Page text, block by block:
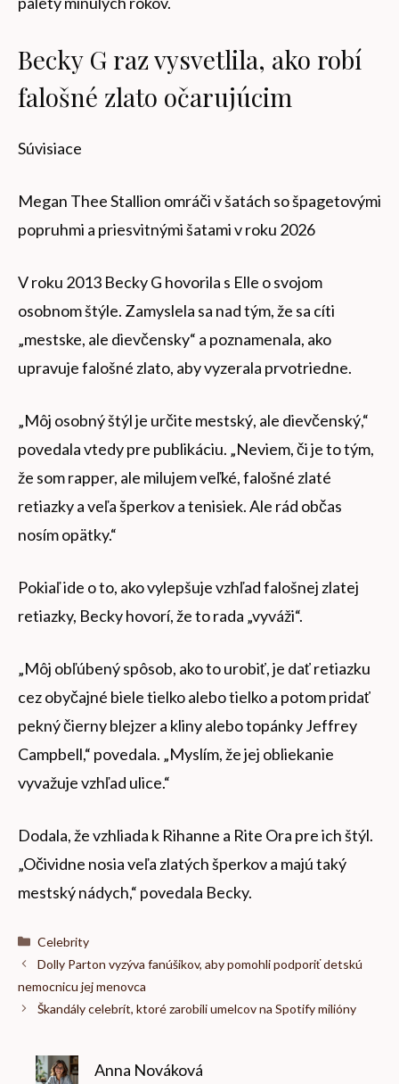
Becky G raz vysvetlila, ako robí
falošné zlato očarujúcim
Súvisiace
Megan Thee Stallion omráči v šatách so špagetovými
popruhmi a priesvitnými šatami v roku 2026
V roku 2013 Becky G hovorila s Elle o svojom
osobnom štýle. Zamyslela sa nad tým, že sa cíti
„mestske, ale dievčensky“ a poznamenala, ako
upravuje falošné zlato, aby vyzerala prvotriedne.
„Môj osobný štýl je určite mestský, ale dievčenský,“
povedala vtedy pre publikáciu. „Neviem, či je to tým,
že som rapper, ale milujem veľké, falošné zlaté
retiazky a veľa šperkov a tenisiek. Ale rád občas
nosím opätky.“
Pokiaľ ide o to, ako vylepšuje vzhľad falošnej zlatej
retiazky, Becky hovorí, že to rada „vyváži“.
„Môj obľúbený spôsob, ako to urobiť, je dať retiazku
cez obyčajné biele tielko alebo tielko a potom pridať
pekný čierny blejzer a kliny alebo topánky Jeffrey
Campbell,“ povedala. „Myslím, že jej obliekanie
vyvažuje vzhľad ulice.“
Dodala, že vzhliada k Rihanne a Rite Ora pre ich štýl.
„Očividne nosia veľa zlatých šperkov a majú taký
mestský nádych,“ povedala Becky.
Kategórie
Celebrity
Dolly Parton vyzýva fanúšikov, aby pomohli podporiť detskú
nemocnicu jej menovca
Škandály celebrít, ktoré zarobili umelcov na Spotify milióny
Anna Nováková